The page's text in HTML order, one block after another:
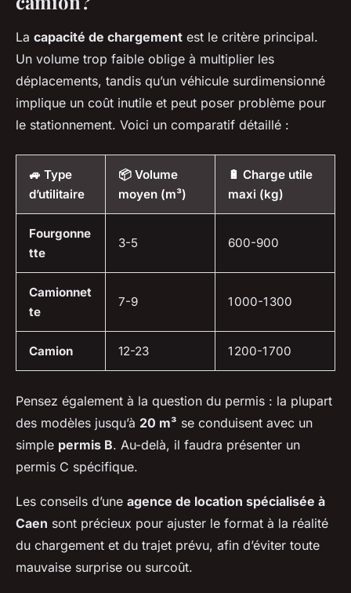
La capacité de chargement est le critère principal.
Un volume trop faible oblige à multiplier les
déplacements, tandis qu’un véhicule surdimensionné
implique un coût inutile et peut poser problème pour
le stationnement. Voici un comparatif détaillé :
🚙 Type
d’utilitaire
📦 Volume
moyen (m³)
🔋 Charge utile
maxi (kg)
Fourgonne
tte
3-5 600-900
Camionnet
te
7-9 1 000-1 300
Camion 12-23 1 200-1 700
Pensez également à la question du permis : la plupart
des modèles jusqu’à 20 m³ se conduisent avec un
simple permis B. Au-delà, il faudra présenter un
permis C spécifique.
Les conseils d’une agence de location spécialisée à
Caen sont précieux pour ajuster le format à la réalité
du chargement et du trajet prévu, afin d’éviter toute
mauvaise surprise ou surcoût.